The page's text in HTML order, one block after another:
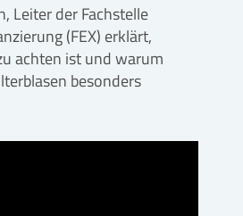
Leiter der Fachstelle
(FEX) erklärt,
achten ist und warum
besonders